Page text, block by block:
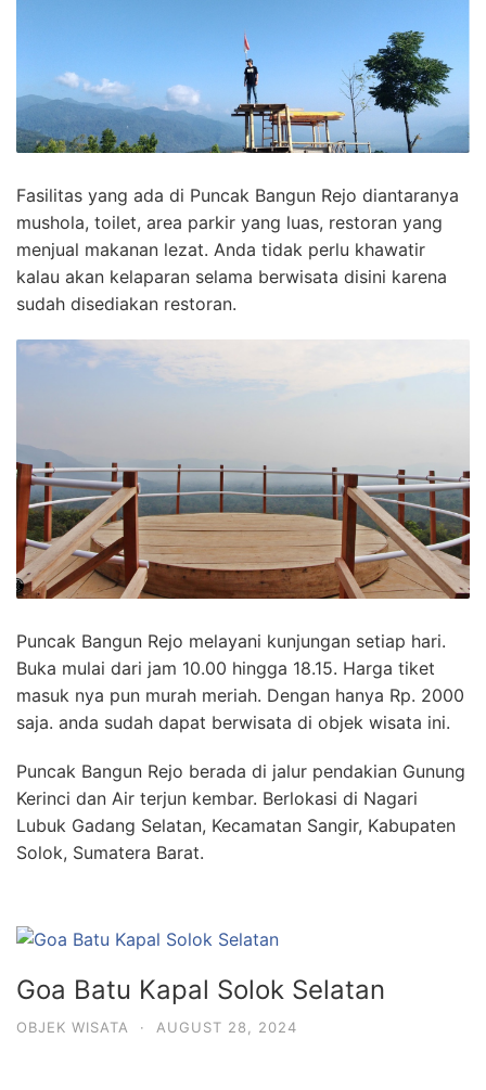
Fasilitas yang ada di Puncak Bangun Rejo diantaranya
mushola, toilet, area parkir yang luas, restoran yang
menjual makanan lezat. Anda tidak perlu khawatir
kalau akan kelaparan selama berwisata disini karena
sudah disediakan restoran.
Puncak Bangun Rejo melayani kunjungan setiap hari.
Buka mulai dari jam 10.00 hingga 18.15. Harga tiket
masuk nya pun murah meriah. Dengan hanya Rp. 2000
saja. anda sudah dapat berwisata di objek wisata ini.
Puncak Bangun Rejo berada di jalur pendakian Gunung
Kerinci dan Air terjun kembar. Berlokasi di Nagari
Lubuk Gadang Selatan, Kecamatan Sangir, Kabupaten
Solok, Sumatera Barat.
Goa Batu Kapal Solok Selatan
OBJEK WISATA · AUGUST 28, 2024